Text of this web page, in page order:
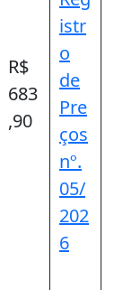
R$
683
,90
istr
o
de
Pre
ços
nº.
05/
202
6